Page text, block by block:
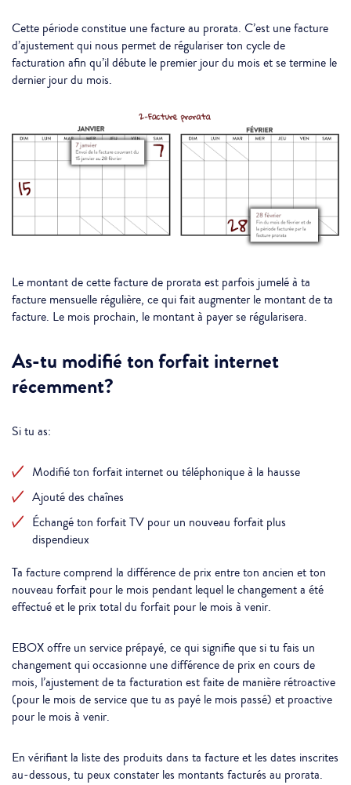
Cette période constitue une facture au prorata. C’est une facture
d’ajustement qui nous permet de régulariser ton cycle de
facturation afin qu’il débute le premier jour du mois et se termine le
dernier jour du mois.
Le montant de cette facture de prorata est parfois jumelé à ta
facture mensuelle régulière, ce qui fait augmenter le montant de ta
facture. Le mois prochain, le montant à payer se régularisera.
As-tu modifié ton forfait internet
récemment?
Si tu as:
Modifié ton forfait internet ou téléphonique à la hausse
Ajouté des chaînes
Échangé ton forfait TV pour un nouveau forfait plus
dispendieux
Ta facture comprend la différence de prix entre ton ancien et ton
nouveau forfait pour le mois pendant lequel le changement a été
effectué et le prix total du forfait pour le mois à venir.
EBOX offre un service prépayé, ce qui signifie que si tu fais un
changement qui occasionne une différence de prix en cours de
mois, l’ajustement de ta facturation est faite de manière rétroactive
(pour le mois de service que tu as payé le mois passé) et proactive
pour le mois à venir.
En vérifiant la liste des produits dans ta facture et les dates inscrites
au-dessous, tu peux constater les montants facturés au prorata.